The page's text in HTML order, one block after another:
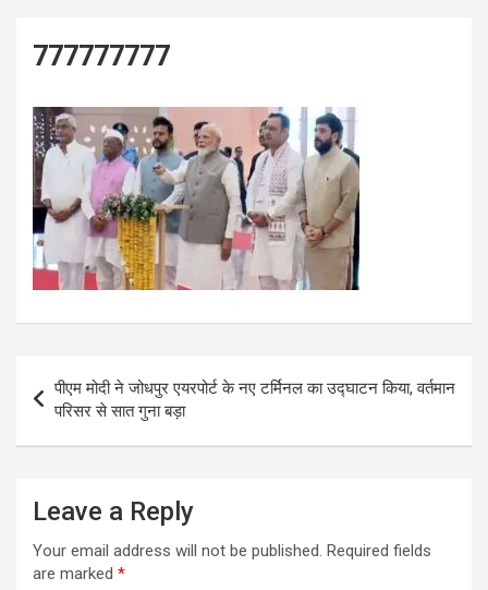
777777777
navigation
पीएम मोदी ने जोधपुर एयरपोर्ट के नए टर्मिनल का उद्घाटन किया, वर्तमान
परिसर से सात गुना बड़ा
Leave a Reply
Your email address will not be published. Required fields
are marked *